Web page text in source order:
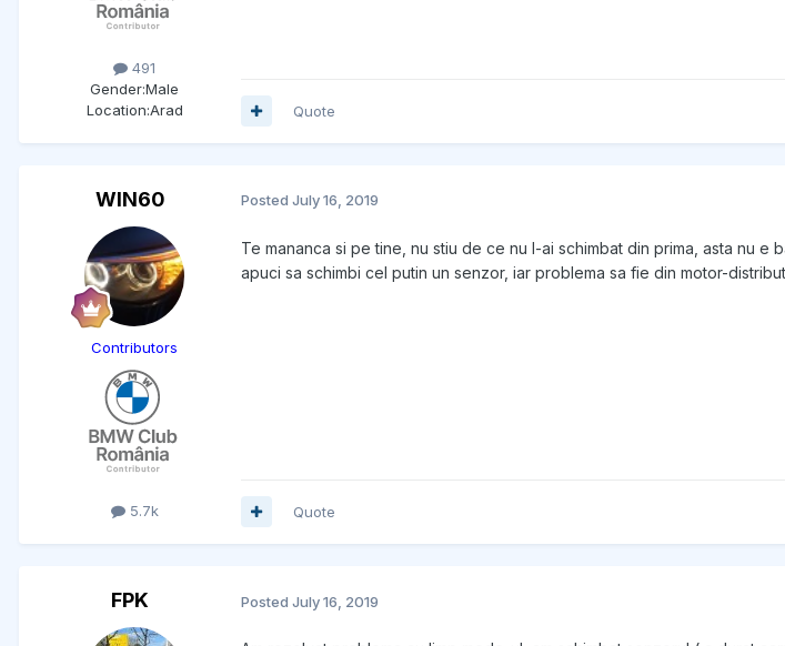
491
Gender:Male
Location:Arad Quote
WIN60
Contributors
5.7k
Posted July 16, 2019
Te mananca si pe tine, nu stiu de ce nu l-ai schimbat din prima, asta nu e
apuci sa schimbi cel putin un senzor, iar problema sa fie din motor-
Quote
FPK Posted July 16, 2019